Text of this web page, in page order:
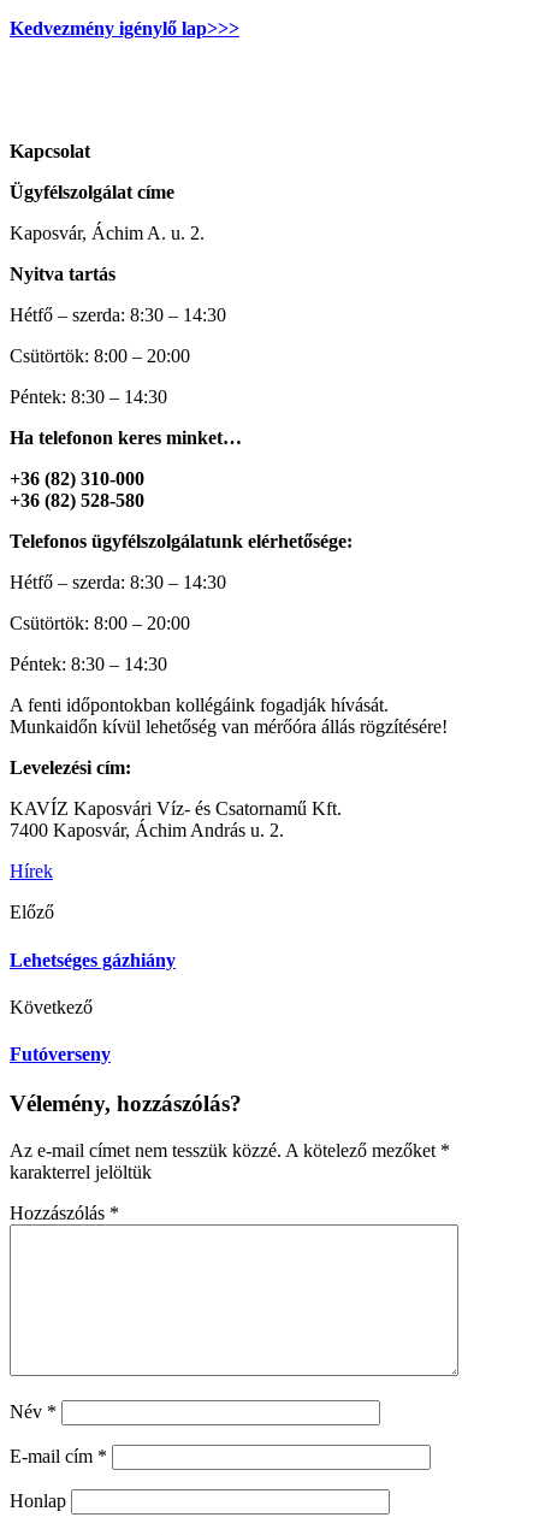
Kedvezmény igénylő lap>>>
Kapcsolat
Ügyfélszolgálat címe
Kaposvár, Áchim A. u. 2.
Nyitva tartás
Hétfő – szerda: 8:30 – 14:30
Csütörtök: 8:00 – 20:00
Péntek: 8:30 – 14:30
Ha telefonon keres minket…
+36 (82) 310-000
+36 (82) 528-580
Telefonos ügyfélszolgálatunk elérhetősége:
Hétfő – szerda: 8:30 – 14:30
Csütörtök: 8:00 – 20:00
Péntek: 8:30 – 14:30
A fenti időpontokban kollégáink fogadják hívását.
Munkaidőn kívül lehetőség van mérőóra állás rögzítésére!
Levelezési cím:
KAVÍZ Kaposvári Víz- és Csatornamű Kft.
7400 Kaposvár, Áchim András u. 2.
Hírek
Előző
Lehetséges gázhiány
Következő
Futóverseny
Vélemény, hozzászólás?
Az e-mail címet nem tesszük közzé. A kötelező mezőket *
karakterrel jelöltük
Hozzászólás *
Név *
E-mail cím *
Honlap